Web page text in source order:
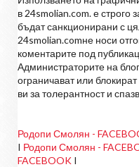
в 24smolian.com. е
бъдат санкционирани с
24smolian.comне носи
коментарите под
Администраторите на
ограничават или
ви за толерантност и
Родопи Смолян -
I Родопи Смолян -
FACEBOOK I